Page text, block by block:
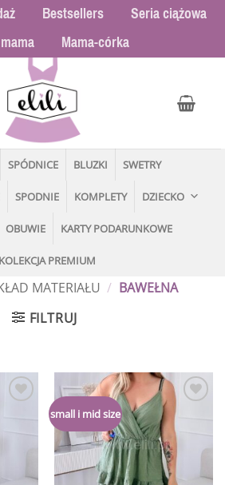
Bestsellers
Seria ciążowa
Mama-córka
SPÓDNICE BLUZKI SWETRY
SPODNIE KOMPLETY DZIECKO
OBUWIE KARTY PODARUNKOWE
KOLEKCJA PREMIUM
MATERIAŁU / BAWEŁNA
FILTRUJ
small i mid size
życzeń